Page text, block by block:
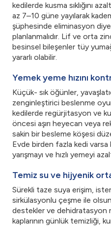
kedilerde kusma sıklığını
az 7–10 güne yayılarak
şüphesinde eliminasyon
planlanmalıdır. Lif ve orta
besinsel bileşenler tüy
yararlı olabilir.
Yemek yeme hızını
Küçük- sık öğünler,
zenginleştirici beslenme
kedilerde regürjitasyon ve
öncesi aşırı heyecan veya
sakin bir besleme köşesi
Evde birden fazla kedi varsa
yarışmayı ve hızlı yemeyi
Temiz su ve hijyenik
Sürekli taze suya erişim,
sirkülasyonlu çeşme ile
destekler ve dehidratasyon
kaplarının günlük temizliği,